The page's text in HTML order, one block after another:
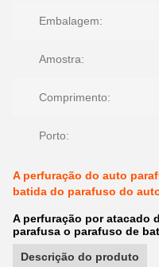
Embalagem:
Amostra:
Comprimento:
Porto:
A perfuração do auto
batida do parafuso do
A perfuração por atacado
parafusa o parafuso de
Descrição do produto